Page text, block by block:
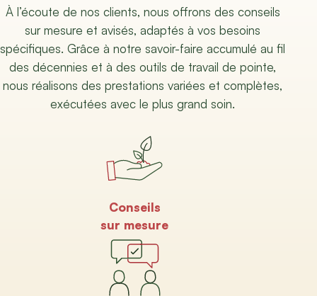
À l’écoute de nos clients, nous offrons des conseils
sur mesure et avisés, adaptés à vos besoins
spécifiques. Grâce à notre savoir-faire accumulé au fil
des décennies et à des outils de travail de pointe,
nous réalisons des prestations variées et complètes,
exécutées avec le plus grand soin.
Conseils
sur mesure